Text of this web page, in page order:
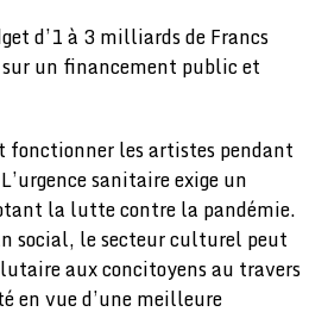
d’1 à 3 milliards de Francs
un financement public et
fonctionner les artistes pendant
sanitaire exige un
la lutte contre la pandémie.
social, le secteur culturel peut
aux concitoyens au travers
en vue d’une meilleure